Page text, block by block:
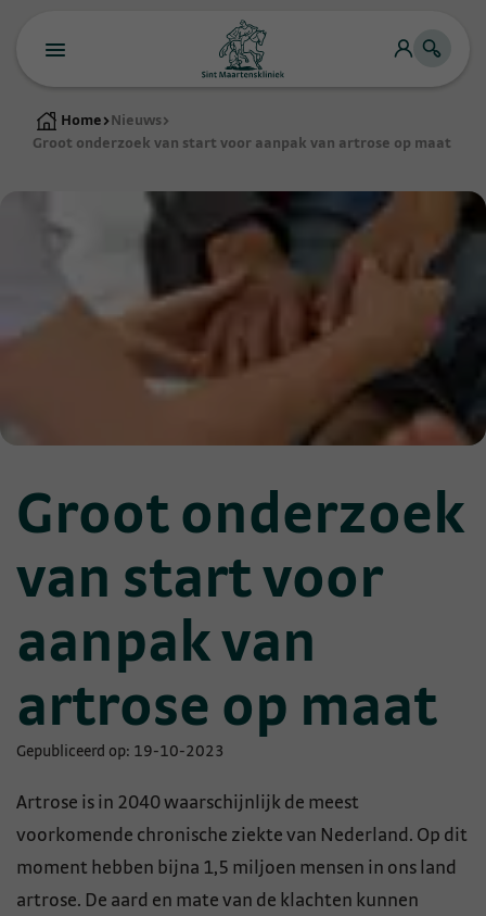
Home > Nieuws>
Groot onderzoek van start voor aanpak van artrose op maat
Groot onderzoek
van start voor
aanpak van
artrose op maat
Gepubliceerd op: 19-10-2023
Artrose is in 2040 waarschijnlijk de meest
voorkomende chronische ziekte van Nederland. Op dit
moment hebben bijna 1,5 miljoen mensen in ons land
artrose. De aard en mate van de klachten kunnen